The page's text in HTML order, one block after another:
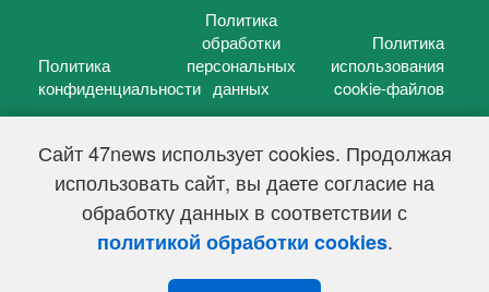
Сайт 47news использует cookies. Продолжая
использовать сайт, вы даете согласие на
обработку данных в соответствии с
политикой обработки cookies.
Политика
конфиденциальности
Политика
обработки
персональных
данных
Политика
использования
cookie-файлов
47 новостей (47 news)2005 — 2026 г.
Свидетельство о регистрации СМИ Эл № ФС 77-39848, выдано
Федеральной службой по надзору в сфере связи,
информационных технологий и массовых коммуникаций